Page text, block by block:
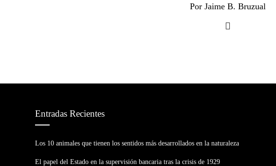
Por Jaime B. Bruzual
Entradas Recientes
Los 10 animales que tienen los sentidos más desarrollados en la naturaleza
El papel del Estado en la supervisión bancaria tras la crisis de 1929